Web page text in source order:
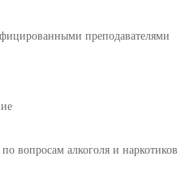
преподавателями
вопросам алкоголя и наркотиков